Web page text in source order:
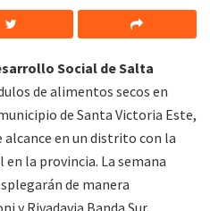
Social de Salta
de alimentos secos en
de Santa Victoria Este,
en un distrito con la
la provincia. La semana
de manera
y Rivadavia Banda Sur.